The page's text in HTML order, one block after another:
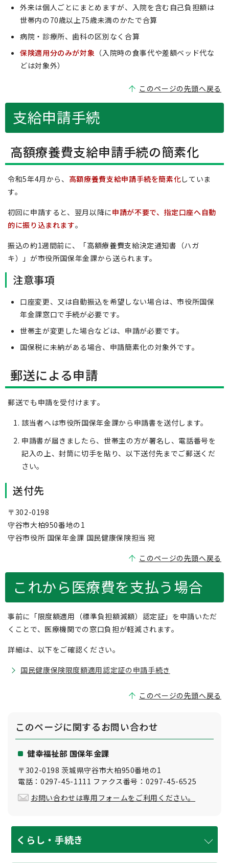
外来は個人ごとにまとめますが、入院を含む自己負担額は
世帯内の70歳以上75歳未満のかたで合算
病院・診療所、歯科の区別なく合算
保険適用分のみが対象 （入院時の食事代や差額ベッド代な
どは対象外）
このページの先頭へ戻る
支給申請手続
高額療養費支給申請手続の簡素化
令和5年4月から、 高額療養費支給申請手続を簡素化していま
す。
初回に申請すると、翌月以降に申請が不要で、指定口座へ自動
的に振り込まれます。
振込の約1週間前に、「高額療養費支給決定通知書（ハガ
キ）」が市役所国保年金課から送られます。
注意事項
口座変更、又は自動振込を希望しない場合は、市役所国保
年金課窓口で手続が必要です。
世帯主が変更した場合などは、申請が必要です。
国保税に未納がある場合、申請簡素化の対象外です。
郵送による申請
郵送でも申請を受付けます。
該当者へは市役所国保年金課から申請書を送付します。
申請書が届きましたら、世帯主の方が署名し、電話番号を
記入の上、封筒に切手を貼り、以下送付先までご郵送くだ
さい。
送付先
〒302-0198
守谷市大柏950番地の1
守谷市役所 国保年金課 国民健康保険担当 宛
このページの先頭へ戻る
これから医療費を支払う場合
事前に「限度額適用（標準負担額減額）認定証」を申請いただ
くことで、医療機関での窓口負担が軽減されます。
詳細は、以下をご確認ください。
国民健康保険限度額適用認定証の申請手続き
このページの先頭へ戻る
このページに関するお問い合わせ
健幸福祉部 国保年金課
〒302-0198 茨城県守谷市大柏950番地の1
電話：0297-45-1111 ファクス番号：0297-45-6525
お問い合わせは専用フォームをご利用ください。
くらし・手続き